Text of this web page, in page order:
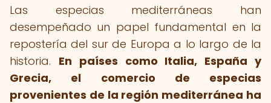
Las especias mediterráneas han
desempeñado un papel fundamental en la
repostería del sur de Europa a lo largo de la
historia. En países como Italia, España y
Grecia, el comercio de especias
provenientes de la región mediterránea ha